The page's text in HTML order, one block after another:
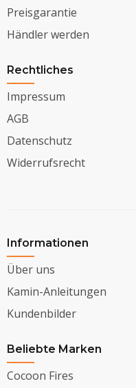
Preisgarantie
Händler werden
Rechtliches
Impressum
AGB
Datenschutz
Widerrufsrecht
Informationen
Über uns
Kamin-Anleitungen
Kundenbilder
Beliebte Marken
Cocoon Fires